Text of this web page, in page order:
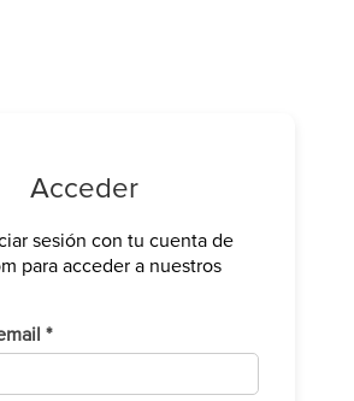
Acceder
sesión con tu cuenta de
para acceder a nuestros
*Obligatorio